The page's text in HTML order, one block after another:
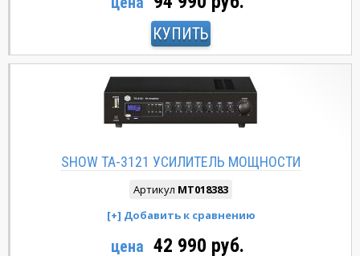
КУПИТЬ
SHOW TA-3121 УСИЛИТЕЛЬ МОЩНОСТИ
Артикул MT018383
цена 42 990 руб.